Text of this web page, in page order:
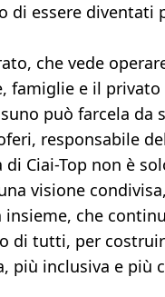
di essere diventati
che vede
famiglie e il privato
può farcela da
responsabile
Ciai-Top non è
visione
che
di tutti, per
più inclusiva e più